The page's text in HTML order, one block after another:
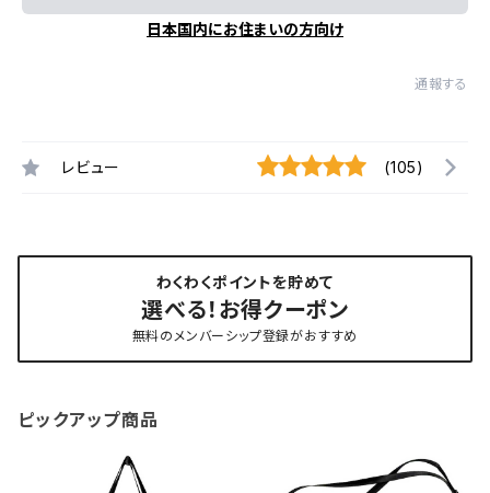
日本国内にお住まいの方向け
通報する
レビュー (105)
わくわくポイントを貯めて
選べる！お得クーポン
無料のメンバーシップ登録がおすすめ
ピックアップ商品